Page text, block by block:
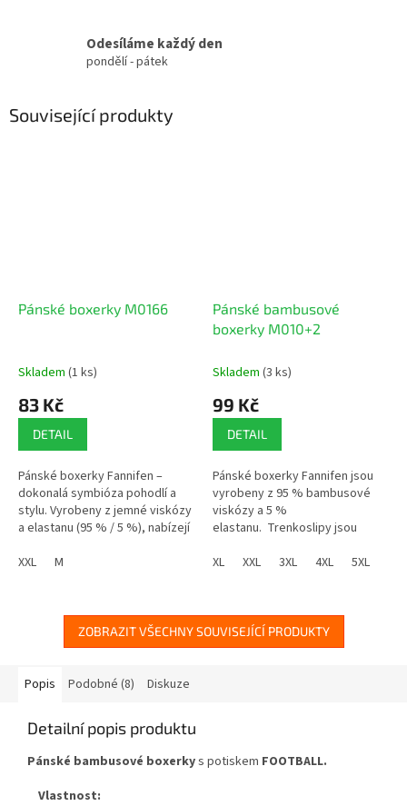
Odesíláme každý den
pondělí - pátek
Související produkty
Pánské boxerky M0166
Skladem (1 ks)
83 Kč
DETAIL
Pánské boxerky Fannifen –
dokonalá symbióza pohodlí a
stylu. Vyrobeny z jemné viskózy
a elastanu (95 % / 5 %), nabízejí
prodyšnost. Diskrétní proužek...
XXL M
Pánské bambusové
boxerky M010+2
Skladem (3 ks)
99 Kč
DETAIL
Pánské boxerky Fannifen jsou
vyrobeny z 95 % bambusové
viskózy a 5 %
elastanu. Trenkoslipy jsou
čemuž jsou ideální pro
XL XXL 3XL 4XL 5XL
ZOBRAZIT VŠECHNY SOUVISEJÍCÍ PRODUKTY
Popis Podobné (8) Diskuze
Detailní popis produktu
Pánské bambusové boxerkys potiskem FOOTBALL.
Vlastnost: